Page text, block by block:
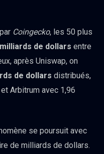
Coingecko, les 50 plus
de dollars entre
après Uniswap, on
de dollars distribués,
Arbitrum avec 1,96
se poursuit avec
de milliards de dollars.